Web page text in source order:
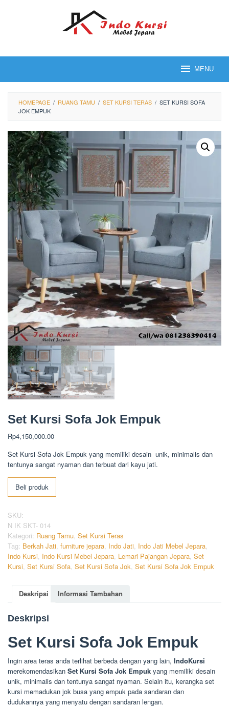
MENU
HOMEPAGE / RUANG TAMU / SET KURSI TERAS / SET KURSI SOFA
JOK EMPUK
Set Kursi Sofa Jok Empuk
Rp4,150,000.00
Set Kursi Sofa Jok Empuk yang memiliki desain unik, minimalis dan
tentunya sangat nyaman dan terbuat dari kayu jati.
Beli produk
SKU:
N IK SKT- 014
Kategori: Ruang Tamu Set Kursi Teras
Tag: Berkah Jati furniture jepara Indo Jati Indo Jati Mebel Jepara
Indo Kursi Indo Kursi Mebel Jepara Lemari Pajangan Jepara Set
Kursi Set Kursi Sofa Set Kursi Sofa Jok Set Kursi Sofa Jok Empuk
Deskripsi Informasi Tambahan
Deskripsi
Set Kursi Sofa Jok Empuk
Ingin area teras anda terlihat berbeda dengan yang lain, IndoKursi
merekomendasikan Set Kursi Sofa Jok Empuk yang memiliki desain
unik, minimalis dan tentunya sangat nyaman. Selain itu, kerangka set
kursi memadukan jok busa yang empuk pada sandaran dan
dudukannya yang menyatu dengan sandaran lengan.